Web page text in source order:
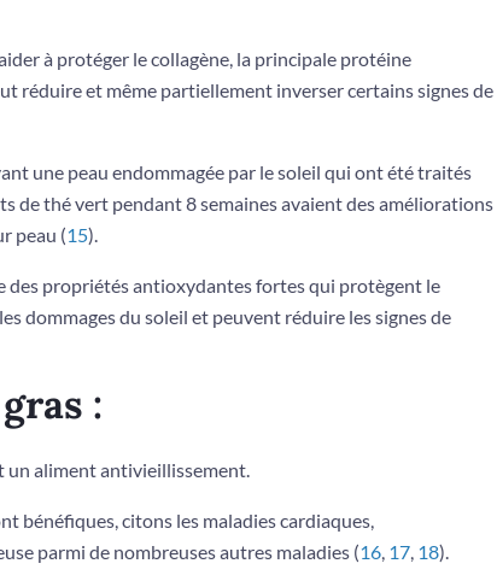
à protéger le collagène, la principale protéine
réduire et même partiellement inverser certains signes de
une peau endommagée par le soleil qui ont été traités
de thé vert pendant 8 semaines avaient des améliorations
peau (15).
des propriétés antioxydantes fortes qui protègent le
dommages du soleil et peuvent réduire les signes de
:
un aliment antivieillissement.
bénéfiques, citons les maladies cardiaques,
parmi de nombreuses autres maladies (16, 17, 18).